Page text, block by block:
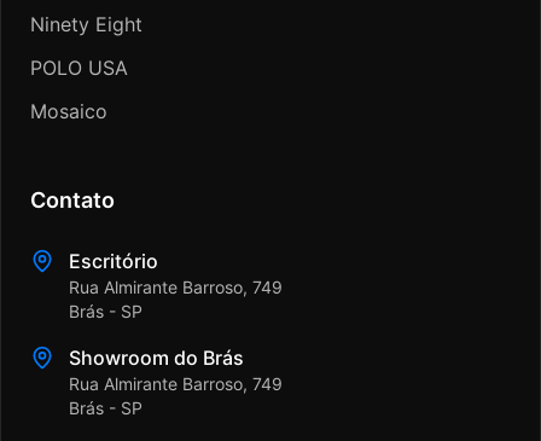
Ninety Eight
POLO USA
Mosaico
Contato
Escritório
Rua Almirante Barroso, 749
Brás - SP
Showroom do Brás
Rua Almirante Barroso, 749
Brás - SP